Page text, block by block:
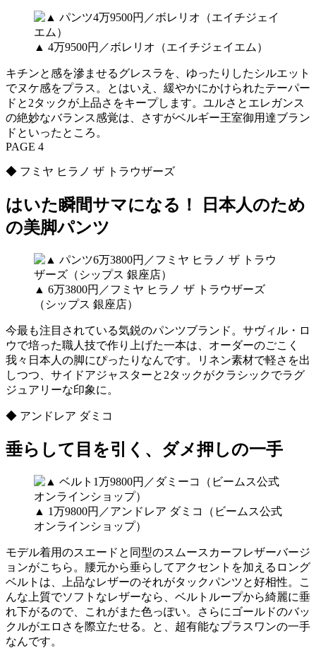
▲ 4万9500円／ボレリオ（エイチジェイエム）
キチンと感を滲ませるグレスラを、ゆったりしたシルエット
でヌケ感をプラス。とはいえ、緩やかにかけられたテーパー
ドと2タックが上品さをキープします。ユルさとエレガンス
の絶妙なバランス感覚は、さすがベルギー王室御用達ブラン
ドといったところ。
PAGE 4
◆ フミヤ ヒラノ ザ トラウザーズ
はいた瞬間サマになる！ 日本人のため
の美脚パンツ
▲ 6万3800円／フミヤ ヒラノ ザ トラウザーズ
（シップス 銀座店）
今最も注目されている気鋭のパンツブランド。サヴィル・ロ
ウで培った職人技で作り上げた一本は、オーダーのごこく
我々日本人の脚にぴったりなんです。リネン素材で軽さを出
しつつ、サイドアジャスターと2タックがクラシックでラグ
ジュアリーな印象に。
◆ アンドレア ダミコ
垂らして目を引く、ダメ押しの一手
▲ 1万9800円／アンドレア ダミコ（ビームス公式
オンラインショップ）
モデル着用のスエードと同型のスムースカーフレザーバージ
ョンがこちら。腰元から垂らしてアクセントを加えるロング
ベルトは、上品なレザーのそれがタックパンツと好相性。こ
んな上質でソフトなレザーなら、ベルトループから綺麗に垂
れ下がるので、これがまた色っぽい。さらにゴールドのバッ
クルがエロさを際立たせる。と、超有能なプラスワンの一手
なんです。